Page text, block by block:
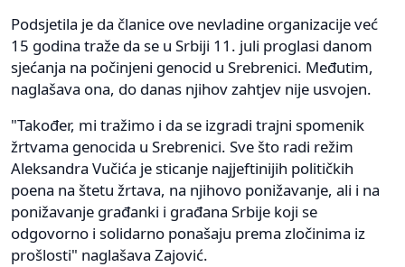
Podsjetila je da članice ove nevladine organizacije već
15 godina traže da se u Srbiji 11. juli proglasi danom
sjećanja na počinjeni genocid u Srebrenici. Međutim,
naglašava ona, do danas njihov zahtjev nije usvojen.
"Također, mi tražimo i da se izgradi trajni spomenik
žrtvama genocida u Srebrenici. Sve što radi režim
Aleksandra Vučića je sticanje najjeftinijih političkih
poena na štetu žrtava, na njihovo ponižavanje, ali i na
ponižavanje građanki i građana Srbije koji se
odgovorno i solidarno ponašaju prema zločinima iz
prošlosti" naglašava Zajović.